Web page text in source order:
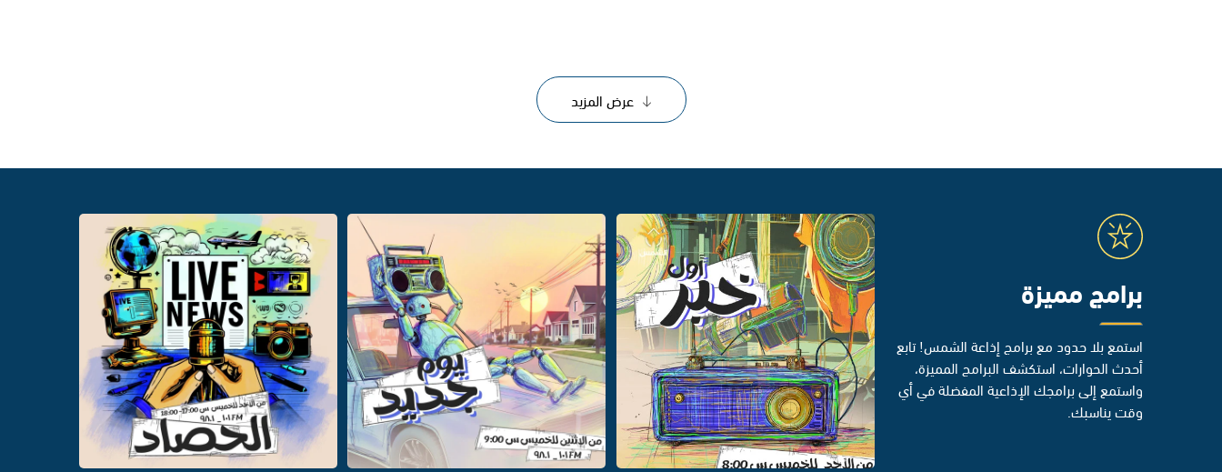
عرض المزيد
برامج مميزة
استمع بلا حدود مع برامج إذاعة الشمس! تابع
أحدث الحوارات، استكشف البرامج المميزة،
واستمع إلى برامجك الإذاعية المفضلة في أي
وقت يناسبك.